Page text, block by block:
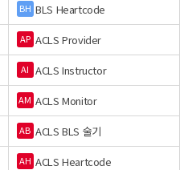
BH BLS Heartcode
AP ACLS Provider
AI ACLS Instructor
AM ACLS Monitor
AB ACLS BLS 술기
AH ACLS Heartcode